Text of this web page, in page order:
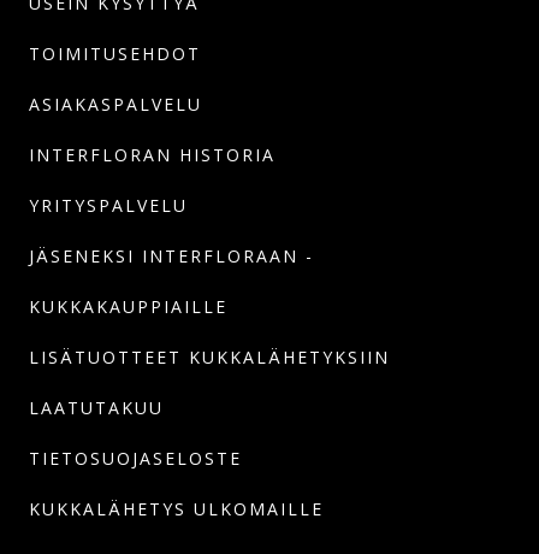
TOIMITUSEHDOT
ASIAKASPALVELU
INTERFLORAN HISTORIA
YRITYSPALVELU
JÄSENEKSI INTERFLORAAN -
KUKKAKAUPPIAILLE
LISÄTUOTTEET KUKKALÄHETYKSIIN
LAATUTAKUU
TIETOSUOJASELOSTE
KUKKALÄHETYS ULKOMAILLE